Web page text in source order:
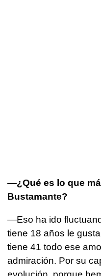
—¿Qué es lo que
Bustamante?
—Eso ha ido
tiene 18 años le
tiene 41 todo ese
admiración. Por su